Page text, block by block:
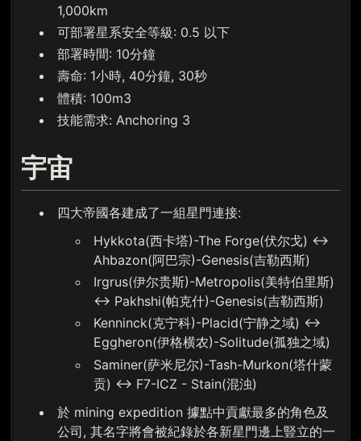
1,000km
可部署星系安全等級: 0.5 以下
部署時間: 10分鐘
壽命: 1小時, 40分鐘, 30秒
體積: 100m3
技能需求: Anchoring 3
宇宙
四大帝國各建成了一組星門連接:
Hykkota(西卡塔)-The Forge(伏尔戈) ↔
Ahbazon(阿巴宗)-Genesis(吉勒西斯)
Irgrus(伊尔贵斯)-Metropolis(美特伯里斯)
↔ Pakhshi(帕克什)-Genesis(吉勒西斯)
Kenninck(克宁科)-Placid(宁静之域) ↔
Eggheron(伊格横农)-Solitude(孤独之域)
Saminer(萨米尼尔)-Tash-Murkon(塔什蒙
贡) ↔ F7-ICZ - Stain(混浊)
於 mining expedition 據點中貢獻最多的角色及
公司, 其名字將會被紀錄於各新星門邊上豎立的一